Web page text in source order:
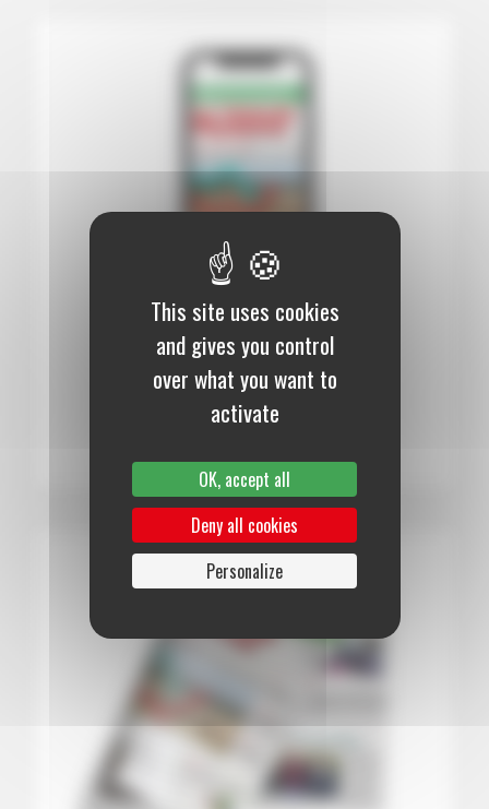
12 mois :99,00 €
Numérique
S’abonner au journal
This site uses cookies
and gives you control
over what you want to
activate
OK, accept all
Deny all cookies
Personalize